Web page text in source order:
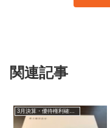
関連記事
3月決算・優待権利確定銘柄